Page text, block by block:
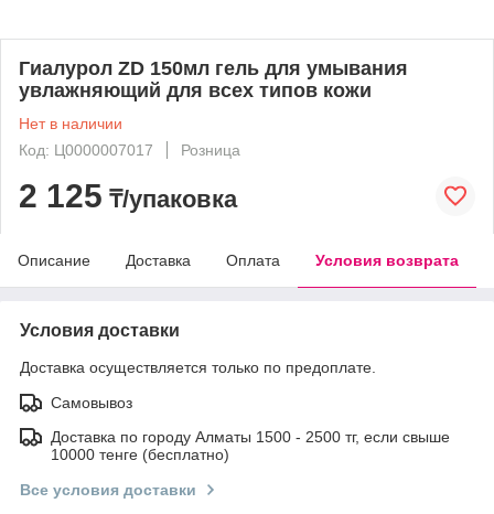
Гиалурол ZD 150мл гель для умывания
увлажняющий для всех типов кожи
Нет в наличии
Код: Ц0000007017
Розница
2 125 ₸/упаковка
Описание Доставка Оплата Условия возврата
Условия доставки
Доставка осуществляется только по предоплате.
Самовывоз
Доставка по городу Алматы 1500 - 2500 тг, если свыше
10000 тенге (бесплатно)
Все условия доставки